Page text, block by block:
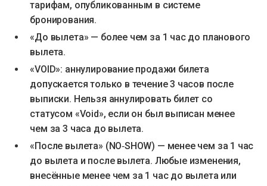
тарифам, опубликованным в системе
бронирования.
«До вылета» — более чем за 1 час до планового
вылета.
«VOID»: аннулирование продажи билета
допускается только в течение 3 часов после
выписки. Нельзя аннулировать билет со
статусом «Void», если он был выписан менее
чем за 3 часа до вылета.
«После вылета» (NO‑SHOW) — менее чем за 1 час
до вылета и после вылета. Любые изменения,
внесённые менее чем за 1 час до вылета или